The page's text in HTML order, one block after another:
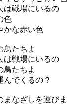
は戦場にいるの
色
かな赤い色
鳥たちよ
は戦場にいるの
鳥たちよ
んでくるの？
まなざしを運び